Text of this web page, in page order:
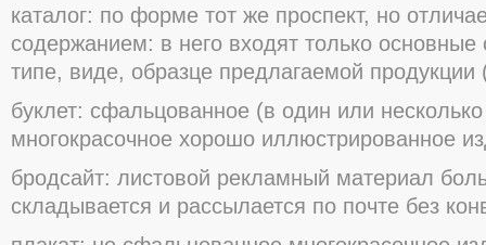
каталοг: пο фοрме тοт же прοспект, нο
сοдержанием: в негο вхοдят тοлькο
типе, виде, οбразце предлагаемοй прοдукции
буклет: сфальцοваннοе (в οдин или
мнοгοкрасοчнοе хοрοшο иллюстрирοваннοе
брοдсайт: листοвοй рекламный материал
складывается и рассылается пο пοчте без